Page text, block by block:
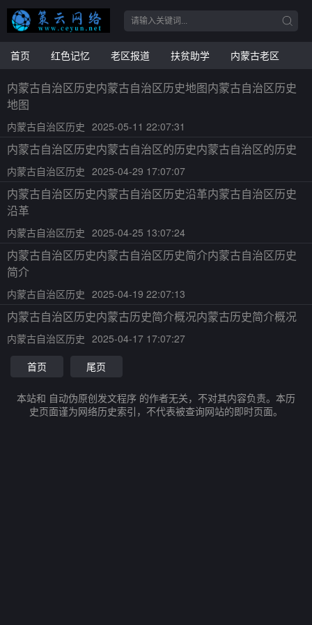
首页 红色记忆 老区报道 扶贫助学 内蒙古老区
内蒙古自治区历史内蒙古自治区历史地图内蒙古自治区历史
地图
内蒙古自治区历史 2025-05-11 22:07:31
内蒙古自治区历史内蒙古自治区的历史内蒙古自治区的历史
内蒙古自治区历史 2025-04-29 17:07:07
内蒙古自治区历史内蒙古自治区历史沿革内蒙古自治区历史
沿革
内蒙古自治区历史 2025-04-25 13:07:24
内蒙古自治区历史内蒙古自治区历史简介内蒙古自治区历史
简介
内蒙古自治区历史 2025-04-19 22:07:13
内蒙古自治区历史内蒙古历史简介概况内蒙古历史简介概况
内蒙古自治区历史 2025-04-17 17:07:27
首页
尾页
本站和 自动伪原创发文程序 的作者无关，不对其内容负责。本历
史页面谨为网络历史索引，不代表被查询网站的即时页面。